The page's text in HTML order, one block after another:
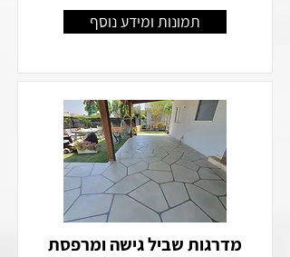
תמונות ומידע נוסף
מדרגות שביל גישה ומרפסת